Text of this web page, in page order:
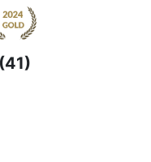
(41)